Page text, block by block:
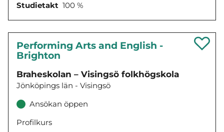
Studietakt 100 %
Performing Arts and English -
Brighton
Braheskolan – Visingsö folkhögskola
Jönköpings län - Visingsö
Ansökan öppen
Profilkurs